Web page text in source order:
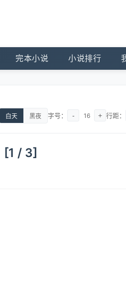
完本小说 小说排行
白天 黑夜 字号： - 16 + 行距：
[1 / 3]